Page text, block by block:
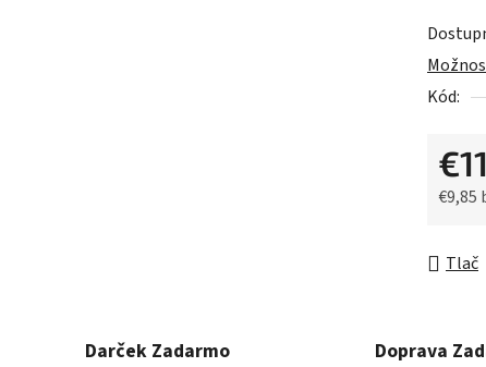
Kód:
€9,85
Tlač
Darček Zadarmo Doprava